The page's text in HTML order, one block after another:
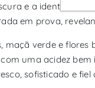
e a identidade
em prova,
maçã verde e
uma acidez
sofisticado e